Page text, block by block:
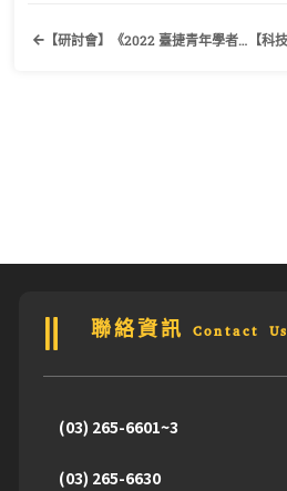
【研討會】《2022 臺捷青年學者研討會》國立成功大學外國語文學系
聯絡資訊 Contact Us
(03) 265-6601~3
(03) 265-6630